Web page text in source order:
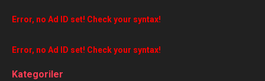
Error, no Ad ID set! Check your syntax!
Error, no Ad ID set! Check your syntax!
Kategoriler